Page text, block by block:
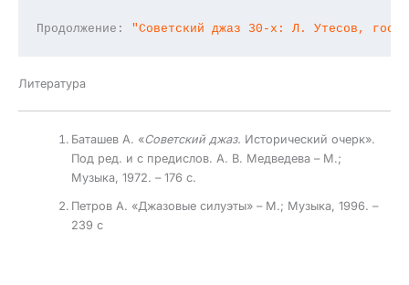
Продолжение: "Советский джаз 30-х: Л. Утесов,
Литература
Баташев А. «Советский джаз. Исторический очерк».
Под ред. и с предислов. А. В. Медведева – М.;
Музыка, 1972. – 176 с.
Петров А. «Джазовые силуэты» – М.; Музыка, 1996. –
239 с